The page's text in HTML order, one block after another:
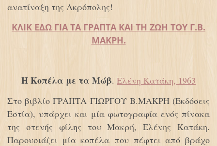
ανατίναξη της Ακρόπολης!
ΚΛΙΚ ΕΔΩ ΓΙΑ ΤΑ ΓΡΑΠΤΑ ΚΑΙ ΤΗ ΖΩΗ ΤΟΥ Γ.Β.
ΜΑΚΡΗ.
Η Κοπέλα με τα Μώβ. Ελένη Κατάκη, 1963
Στο βιβλίο ΓΡΑΠΤΑ ΓΙΩΡΓΟΥ Β.ΜΑΚΡΗ (Εκδόσεις
Εστία), υπάρχει και μία φωτογραφία ενός πίνακα
της στενής φίλης του Μακρή, Ελένης Κατάκη.
Παρουσιάζει μία κοπέλα που πέφτει από βράχο